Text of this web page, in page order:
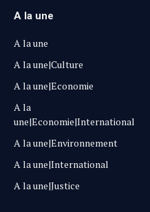
A la une
A la une
A la une|Culture
A la une|Economie
A la
une|Economie|International
A la une|Environnement
A la une|International
A la une|Justice